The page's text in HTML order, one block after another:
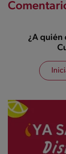
¿A quién